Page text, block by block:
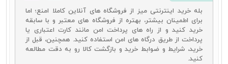
بله خرید اینترنتی میز از فروشگاه های آنلاین کاملا امنع؛ اما
برای اطمینان بیشتر، بهتره از فروشگاه های معتبر و با سابقه
خرید کنید و از راه های پرداخت امن مانند کارت اعتباری یا
پرداخت از طریق درگاه های امن استفاده کنید. همچنین، قبل از
خرید، شرایط و ضوابط خرید و بازگشت کالا رو به دقت مطالعه
کنید.